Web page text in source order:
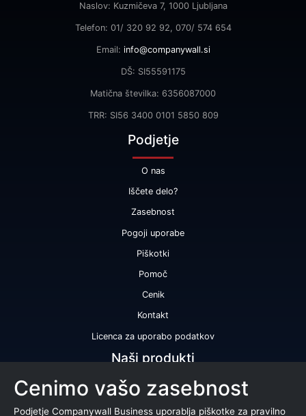
Naslov: Kuzmičeva 7, 1000 Ljubljana
Telefon: 01/ 320 92 92, 070/ 574 654
Email: info@companywall.si
DŠ: SI55591175
Matična številka: 6356087000
TRR: SI56 3400 0101 5850 809
Podjetje
O nas
Iščete delo?
Zasebnost
Pogoji uporabe
Piškotki
Pomoč
Cenik
Kontakt
Licenca za uporabo podatkov
Naši produkti
Bonitetna ocena
Bonitetno poročilo
Cenimo vašo zasebnost
Podjetje Companywall Business uporablja piškotke za pravilno